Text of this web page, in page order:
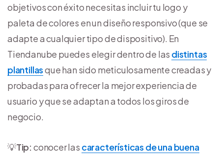
objetivos con éxito necesitas incluir tu logo y
paleta de colores en un diseño responsivo (que se
adapte a cualquier tipo de dispositivo). En
Tiendanube puedes elegir dentro de las distintas
plantillasque han sido meticulosamente creadas y
probadas para ofrecer la mejor experiencia de
usuario y que se adaptan a todos los giros de
negocio.
💡Tip: conocer las características de una buena